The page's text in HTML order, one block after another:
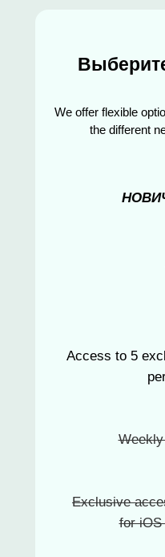
We offer flexible
the different
Access to 5
Exclusive
for iOS